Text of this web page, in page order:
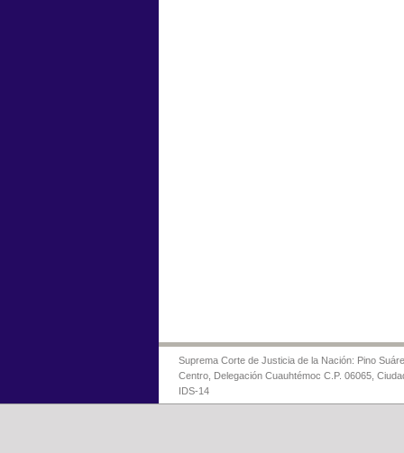
Suprema Corte de Justicia de la Nación: Pino
Centro, Delegación Cuauhtémoc C.P. 06065,
IDS-14